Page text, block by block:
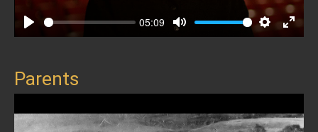
Play
05:09
Mute SettingsEnter
Parents